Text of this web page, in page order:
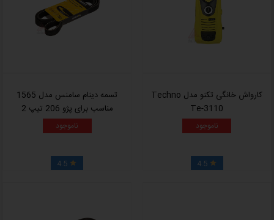
کارواش خانگی تکنو مدل Techno
Te-3110
ناموجود

4.5
تسمه دینام سامنس مدل 1565
مناسب برای پژو 206 تیپ 2
ناموجود
